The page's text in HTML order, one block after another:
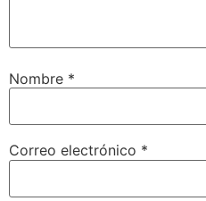
Nombre *
Correo electrónico *